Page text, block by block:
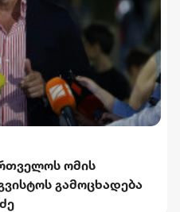
ომის
გამოცხადება